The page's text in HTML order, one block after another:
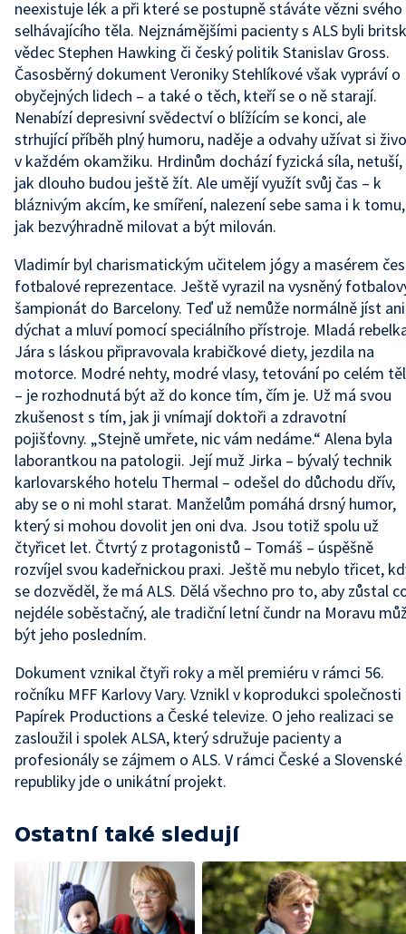
neexistuje lék a při které se postupně stáváte vězni svého
selhávajícího těla. Nejznámějšími pacienty s ALS byli
vědec Stephen Hawking či český politik Stanislav Gross.
Časosběrný dokument Veroniky Stehlíkové však vypráví o
obyčejných lidech – a také o těch, kteří se o ně starají.
Nenabízí depresivní svědectví o blížícím se konci, ale
strhující příběh plný humoru, naděje a odvahy užívat si
v každém okamžiku. Hrdinům dochází fyzická síla, netuší,
jak dlouho budou ještě žít. Ale umějí využít svůj čas – k
bláznivým akcím, ke smíření, nalezení sebe sama i k tomu,
jak bezvýhradně milovat a být milován.
Vladimír byl charismatickým učitelem jógy a masérem
fotbalové reprezentace. Ještě vyrazil na vysněný
šampionát do Barcelony. Teď už nemůže normálně jíst ani
dýchat a mluví pomocí speciálního přístroje. Mladá
Jára s láskou připravovala krabičkové diety, jezdila na
motorce. Modré nehty, modré vlasy, tetování po celém
– je rozhodnutá být až do konce tím, čím je. Už má svou
zkušenost s tím, jak ji vnímají doktoři a zdravotní
pojišťovny. „Stejně umřete, nic vám nedáme.“ Alena byla
laborantkou na patologii. Její muž Jirka – bývalý technik
karlovarského hotelu Thermal – odešel do důchodu dřív,
aby se o ni mohl starat. Manželům pomáhá drsný humor,
který si mohou dovolit jen oni dva. Jsou totiž spolu už
čtyřicet let. Čtvrtý z protagonistů – Tomáš – úspěšně
rozvíjel svou kadeřnickou praxi. Ještě mu nebylo třicet,
se dozvěděl, že má ALS. Dělá všechno pro to, aby zůstal
nejdéle soběstačný, ale tradiční letní čundr na Moravu
být jeho posledním.
Dokument vznikal čtyři roky a měl premiéru v rámci 56.
ročníku MFF Karlovy Vary. Vznikl v koprodukci společnosti
Papírek Productions a České televize. O jeho realizaci se
zasloužil i spolek ALSA, který sdružuje pacienty a
profesionály se zájmem o ALS. V rámci České a Slovenské
republiky jde o unikátní projekt.
Ostatní také sledují